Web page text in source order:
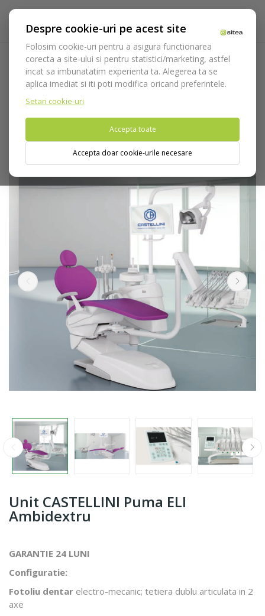
Despre cookie-uri pe acest site
Folosim cookie-uri pentru a asigura functionarea
corecta a site-ului si pentru statistici/marketing, astfel
incat sa imbunatatim experienta ta. Alegerea ta se
aplica imediat si iti poti modifica oricand preferintele.
Setari cookie-uri
Accepta toate
Accepta doar cookie-urile necesare
Acasa Echipamente Aparatura Unituri dentare
CASTELLINI Puma ELI Ambidextru
Nu puteti plasa comenzi din tara din care accesati website-ul
Unit CASTELLINI Puma ELI
Ambidextru
GARANTIE 24 LUNI
Configuratie:
Fotoliu dentar electro-mecanic; tetiera dublu articulata in 2
axe